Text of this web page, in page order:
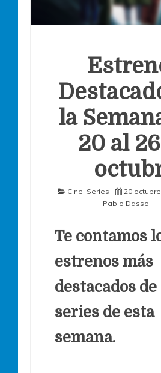
la
20 al
Cine Series 20
Pablo Dasso
Te contamos
estrenos más
destacados
series de esta
semana.